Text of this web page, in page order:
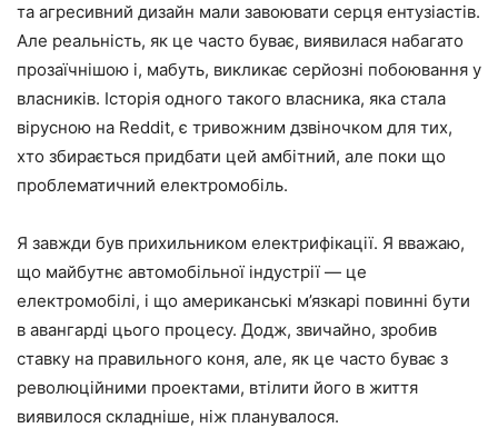
та агресивний дизайн мали завоювати серця ентузіастів.
Але реальність, як це часто буває, виявилася набагато
прозаїчнішою і, мабуть, викликає серйозні побоювання у
власників. Історія одного такого власника, яка стала
вірусною на Reddit, є тривожним дзвіночком для тих,
хто збирається придбати цей амбітний, але поки що
проблематичний електромобіль.
Я завжди був прихильником електрифікації. Я вважаю,
що майбутнє автомобільної індустрії — це
електромобілі, і що американські м’язкарі повинні бути
в авангарді цього процесу. Додж, звичайно, зробив
ставку на правильного коня, але, як це часто буває з
революційними проектами, втілити його в життя
виявилося складніше, ніж планувалося.